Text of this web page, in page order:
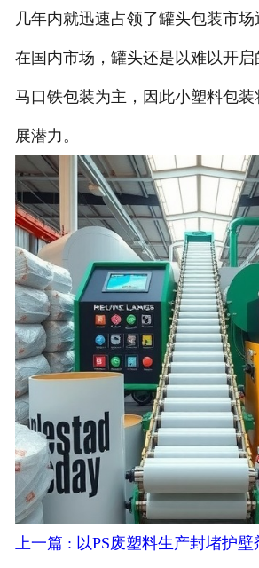
几年内就迅速占领了罐头包装市场
在国内市场，罐头还是以难以开启
马口铁包装为主，因此小塑料包
展潜力。
上一篇 : 以PS废塑料生产封堵护壁